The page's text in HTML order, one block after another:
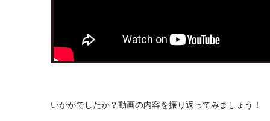
いかがでしたか？動画の内容を振り返ってみましょう！